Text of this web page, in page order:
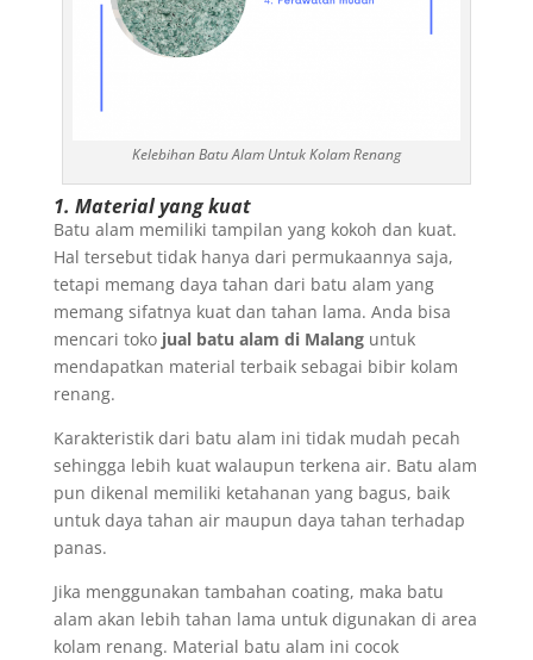
Kelebihan Batu Alam Untuk Kolam Renang
1. Material yang kuat
Batu alam memiliki tampilan yang kokoh dan kuat.
Hal tersebut tidak hanya dari permukaannya saja,
tetapi memang daya tahan dari batu alam yang
memang sifatnya kuat dan tahan lama. Anda bisa
mencari toko jual batu alam di Malang untuk
mendapatkan material terbaik sebagai bibir kolam
renang.
Karakteristik dari batu alam ini tidak mudah pecah
sehingga lebih kuat walaupun terkena air. Batu alam
pun dikenal memiliki ketahanan yang bagus, baik
untuk daya tahan air maupun daya tahan terhadap
panas.
Jika menggunakan tambahan coating, maka batu
alam akan lebih tahan lama untuk digunakan di area
kolam renang. Material batu alam ini cocok